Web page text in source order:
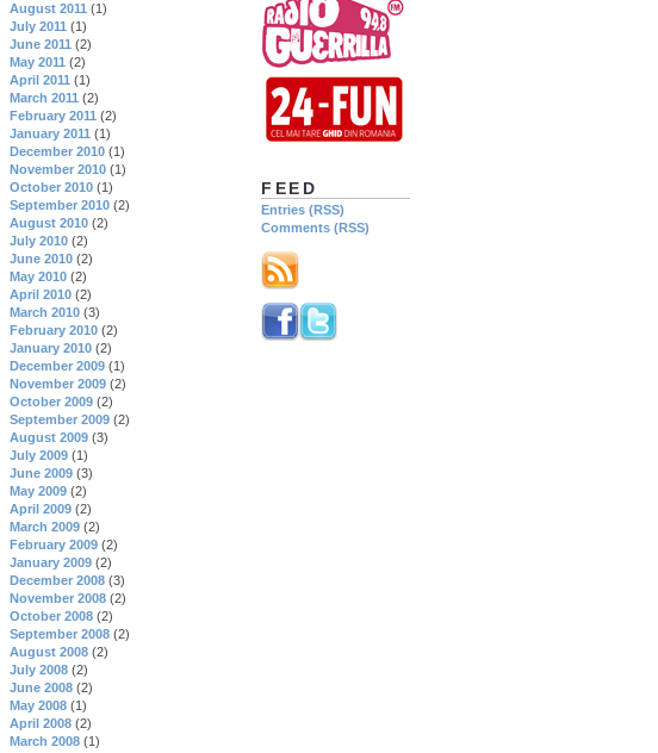
FEED
Entries (RSS)
Comments (RSS)
August 2011 (1)
July 2011 (1)
June 2011 (2)
May 2011 (2)
April 2011 (1)
March 2011 (2)
February 2011 (2)
January 2011 (1)
December 2010 (1)
November 2010 (1)
October 2010 (1)
September 2010 (2)
August 2010 (2)
July 2010 (2)
June 2010 (2)
May 2010 (2)
April 2010 (2)
March 2010 (3)
February 2010 (2)
January 2010 (2)
December 2009 (1)
November 2009 (2)
October 2009 (2)
September 2009 (2)
August 2009 (3)
July 2009 (1)
June 2009 (3)
May 2009 (2)
April 2009 (2)
March 2009 (2)
February 2009 (2)
January 2009 (2)
December 2008 (3)
November 2008 (2)
October 2008 (2)
September 2008 (2)
August 2008 (2)
July 2008 (2)
June 2008 (2)
May 2008 (1)
April 2008 (2)
March 2008 (1)